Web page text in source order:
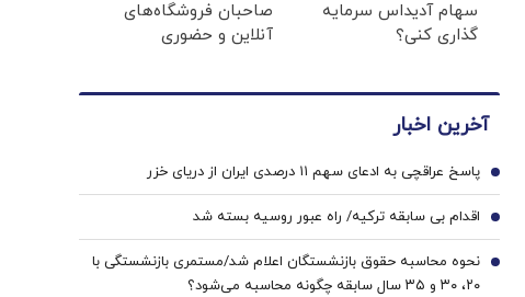
سهام آدیداس سرمایه
گذاری کنی؟
صاحبان فروشگاه‌های
آنلاین و حضوری
آخرین اخبار
پاسخ عراقچی به ادعای سهم ۱۱ درصدی ایران از دریای خزر 1
اقدام بی سابقه ترکیه/ راه عبور روسیه بسته شد 2
نحوه محاسبه حقوق بازنشستگان اعلام شد/مستمری بازنشستگی با
۲۰، ۳۰ و ۳۵ سال سابقه چگونه محاسبه می‌شود؟
3